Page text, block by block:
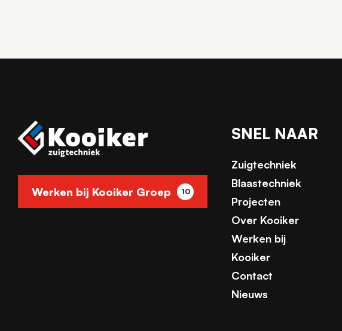
Werken bij Kooiker Groep 10
SNEL NAAR
Zuigtechniek
Blaastechniek
Projecten
Over Kooiker
Werken bij
Kooiker
Contact
Nieuws